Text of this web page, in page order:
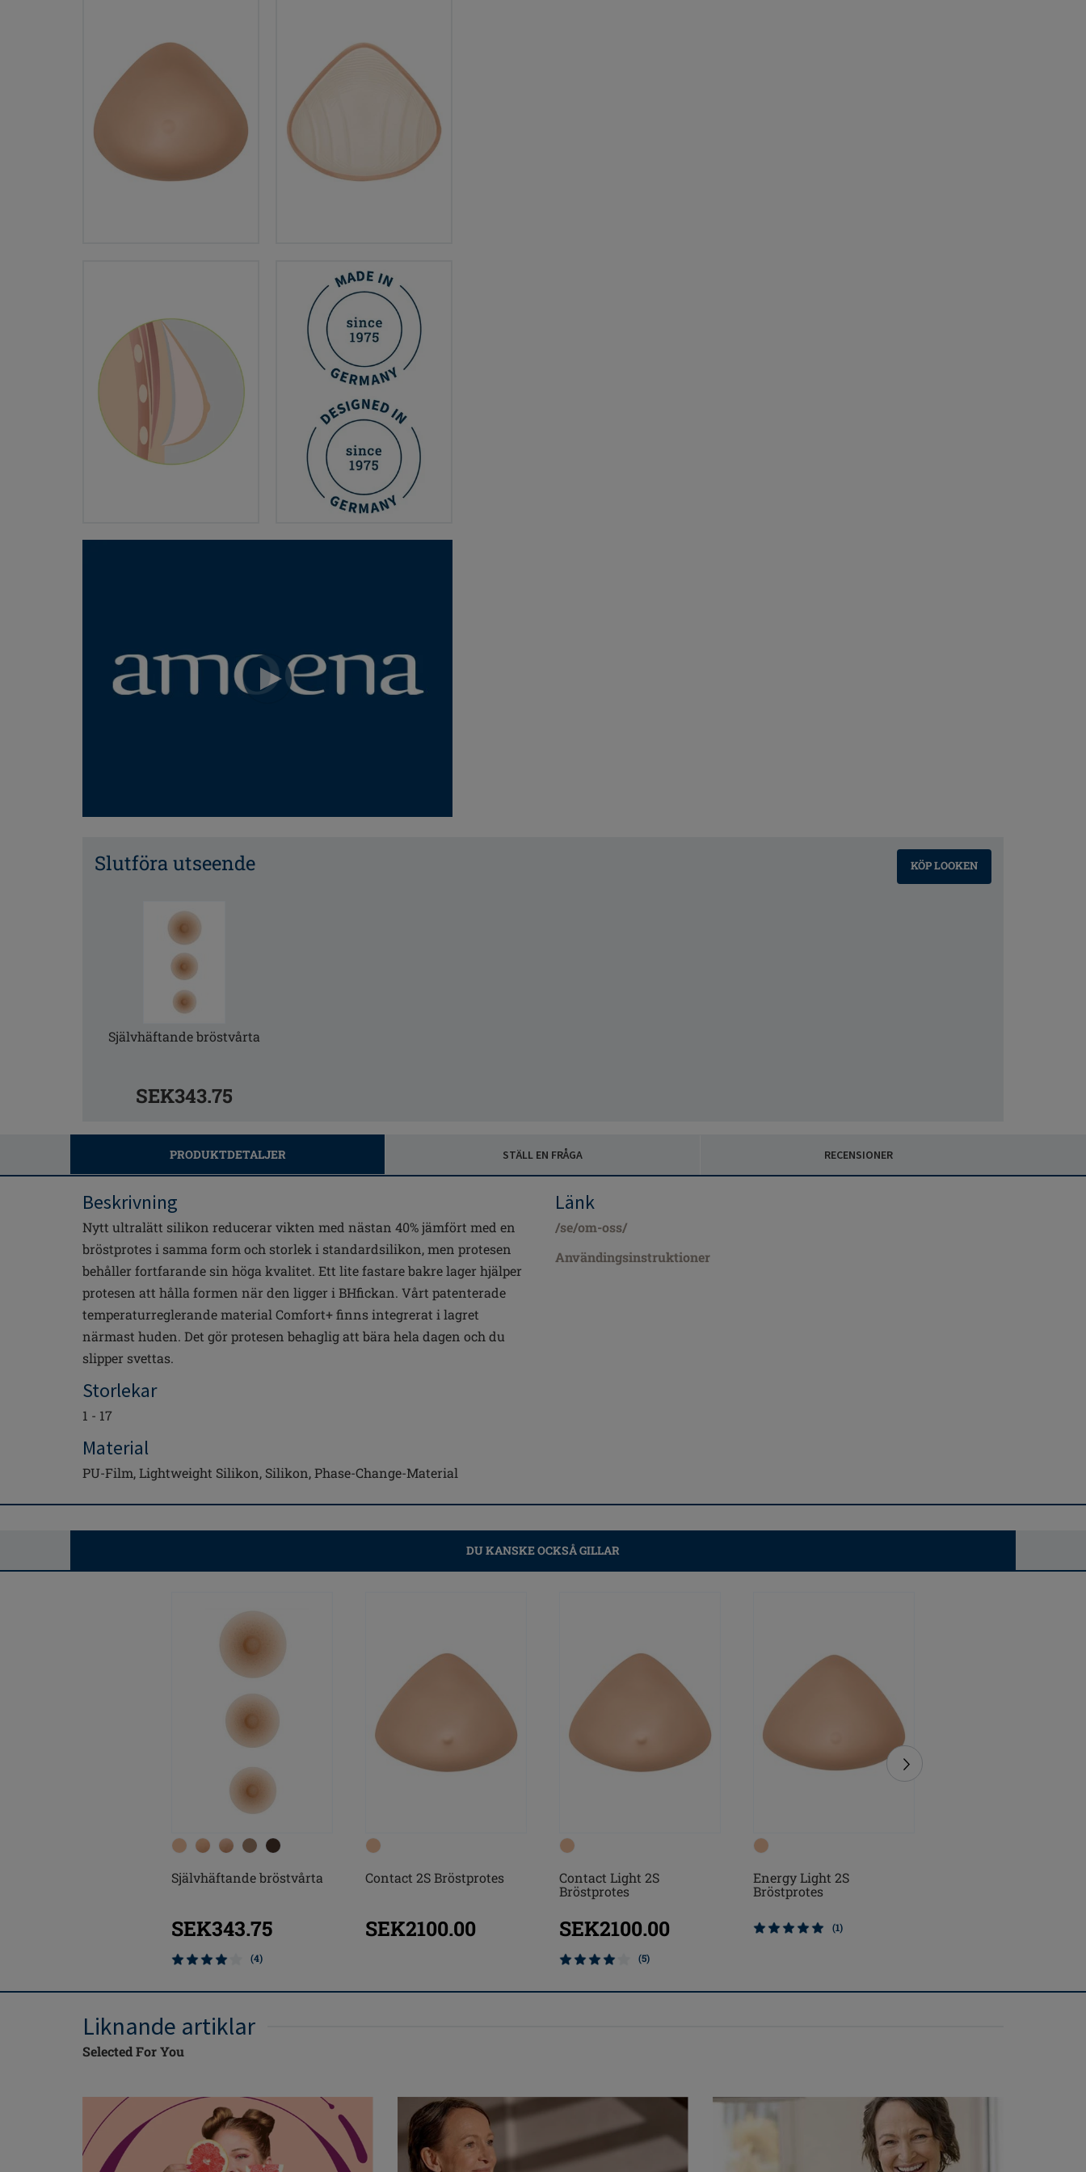
Slutföra utseende
Självhäftande bröstvårta
SEK343.75
KÖP LOOKEN
PRODUKTDETALJER STÄLL EN FRÅGA RECENSIONER
Beskrivning
Nytt ultralätt silikon reducerar vikten med nästan 40% jämfört med en
bröstprotes i samma form och storlek i standardsilikon, men protesen
behåller fortfarande sin höga kvalitet. Ett lite fastare bakre lager hjälper
protesen att hålla formen när den ligger i BHfickan. Vårt patenterade
temperaturreglerande material Comfort+ finns integrerat i lagret
närmast huden. Det gör protesen behaglig att bära hela dagen och du
slipper svettas.
Storlekar
1 - 17
Material
PU-Film, Lightweight Silikon, Silikon, Phase-Change-Material
Länk
/se/om-oss/
Användingsinstruktioner
DU KANSKE OCKSÅ GILLAR
Självhäftande bröstvårta
SEK343.75
(4)
Contact 2S Bröstprotes
SEK2100.00
Contact Light 2S
Bröstprotes
SEK2100.00
(5)
Energy Light 2S
Bröstprotes
(1)
Liknande artiklar
Selected For You